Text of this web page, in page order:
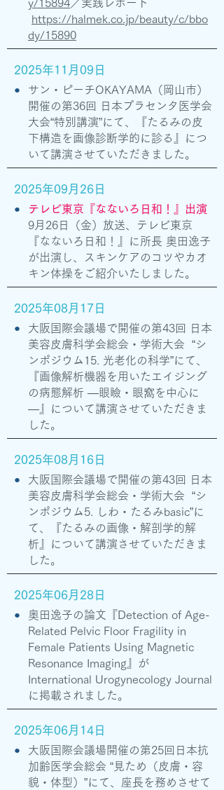
y/15894 ／実践レポート
https://halmek.co.jp/beauty/c/bbo
dy/15890
2025年11月09日
サン・ピーチOKAYAMA（岡山市）
開催の第36回 日本プラセンタ医学会
大会“特別講演”にて、『たるみの皮
下構造を画像診断学的に診る』につ
いて講演させていただきました。
●
2025年09月26日
テレビ東京『なないろ日和！』出演
9月26日（金）放送、テレビ東京
『なないろ日和！』に所長 奥田逸子
が出演し、スキンケアのコツやカオ
キン体操をご紹介いたしました。
●
2025年08月17日
大阪国際会議場で開催の第43回 日本
美容皮膚科学会総会・学術大会 “シ
ンポジウム15. 光老化の科学”にて、
『画像解析機器を用いたエイジング
の病態解析 ―眼瞼・眼窩を中心に
―』について講演させていただきま
した。
●
2025年08月16日
大阪国際会議場で開催の第43回 日本
美容皮膚科学会総会・学術大会 “シ
ンポジウム5. しわ・たるみbasic”に
て、『たるみの画像・解剖学的解
析』について講演させていただきま
した。
●
2025年06月28日
奥田逸子の論文『Detection of Age-
Related Pelvic Floor Fragility in
Female Patients Using Magnetic
Resonance Imaging』が
International Urogynecology Journal
に掲載されました。
●
2025年06月14日
大阪国際会議場開催の第25回日本抗
加齢医学会総会 “見ため（皮膚・容
貌・体型）”にて、座長を務めさせて
●